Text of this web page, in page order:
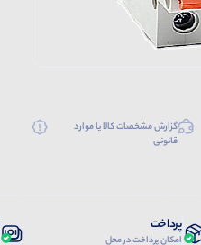
گزارش مشخصات کالا یا موارد
قانونی
پرداخت
امکان پرداخت در محل